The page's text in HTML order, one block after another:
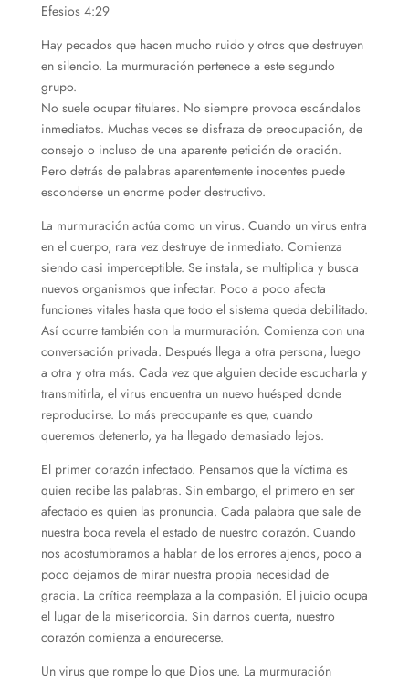
Efesios 4:29
Hay pecados que hacen mucho ruido y otros que destruyen
en silencio. La murmuración pertenece a este segundo
grupo.
No suele ocupar titulares. No siempre provoca escándalos
inmediatos. Muchas veces se disfraza de preocupación, de
consejo o incluso de una aparente petición de oración.
Pero detrás de palabras aparentemente inocentes puede
esconderse un enorme poder destructivo.
La murmuración actúa como un virus. Cuando un virus entra
en el cuerpo, rara vez destruye de inmediato. Comienza
siendo casi imperceptible. Se instala, se multiplica y busca
nuevos organismos que infectar. Poco a poco afecta
funciones vitales hasta que todo el sistema queda debilitado.
Así ocurre también con la murmuración. Comienza con una
conversación privada. Después llega a otra persona, luego
a otra y otra más. Cada vez que alguien decide escucharla y
transmitirla, el virus encuentra un nuevo huésped donde
reproducirse. Lo más preocupante es que, cuando
queremos detenerlo, ya ha llegado demasiado lejos.
El primer corazón infectado. Pensamos que la víctima es
quien recibe las palabras. Sin embargo, el primero en ser
afectado es quien las pronuncia. Cada palabra que sale de
nuestra boca revela el estado de nuestro corazón. Cuando
nos acostumbramos a hablar de los errores ajenos, poco a
poco dejamos de mirar nuestra propia necesidad de
gracia. La crítica reemplaza a la compasión. El juicio ocupa
el lugar de la misericordia. Sin darnos cuenta, nuestro
corazón comienza a endurecerse.
Un virus que rompe lo que Dios une. La murmuración